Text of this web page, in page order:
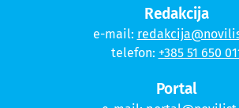
Redakcija
e-mail:
telefon: +385 51 650
Portal